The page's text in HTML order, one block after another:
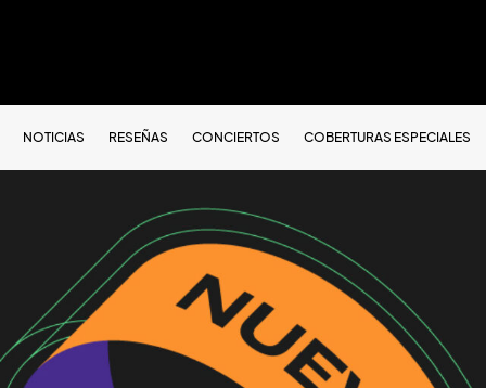
NOTICIAS RESEÑAS CONCIERTOS COBERTURAS ESPECIALES